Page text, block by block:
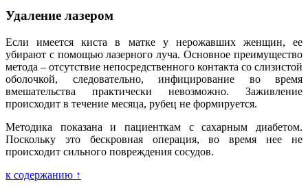
Удаление лазером
Если имеется киста в матке у нерожавших женщин, ее
убирают с помощью лазерного луча. Основное преимущество
метода – отсутствие непосредственного контакта со слизистой
оболочкой, следовательно, инфицирование во время
вмешательства практически невозможно. Заживление
происходит в течение месяца, рубец не формируется.
Методика показана и пациенткам с сахарным диабетом.
Поскольку это бескровная операция, во время нее не
происходит сильного повреждения сосудов.
к содержанию ↑